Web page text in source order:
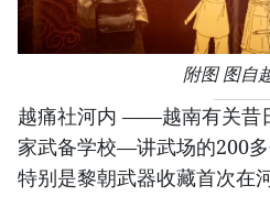
附图 图自
越痛社河内 ——越南有关昔
家武备学校—讲武场的200
特别是黎朝武器收藏首次在